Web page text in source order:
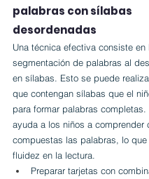
palabras con sílabas
desordenadas
Una técnica efectiva consiste en
segmentación de palabras al
en sílabas. Esto se puede
que contengan sílabas que el
para formar palabras
ayuda a los niños a comprender
compuestas las palabras, lo
fluidez en la lectura.
Preparar tarjetas con